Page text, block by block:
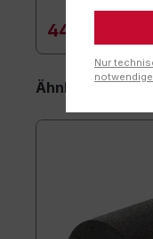
44,90 €*
Ähnliche Artikel
Nur
notwendige